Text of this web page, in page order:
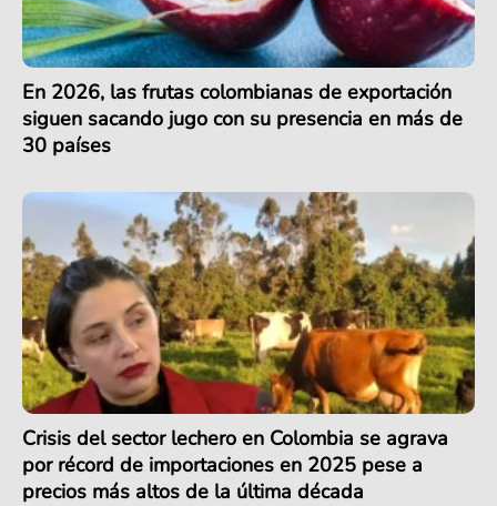
En 2026, las frutas colombianas de exportación
siguen sacando jugo con su presencia en más de
30 países
Crisis del sector lechero en Colombia se agrava
por récord de importaciones en 2025 pese a
precios más altos de la última década